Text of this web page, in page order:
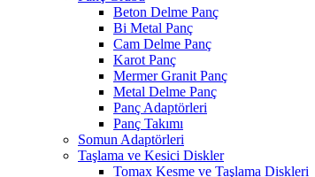
Beton Delme Panç
Bi Metal Panç
Cam Delme Panç
Karot Panç
Mermer Granit Panç
Metal Delme Panç
Panç Adaptörleri
Panç Takımı
Somun Adaptörleri
Taşlama ve Kesici Diskler
Tomax Kesme ve Taşlama Diskleri